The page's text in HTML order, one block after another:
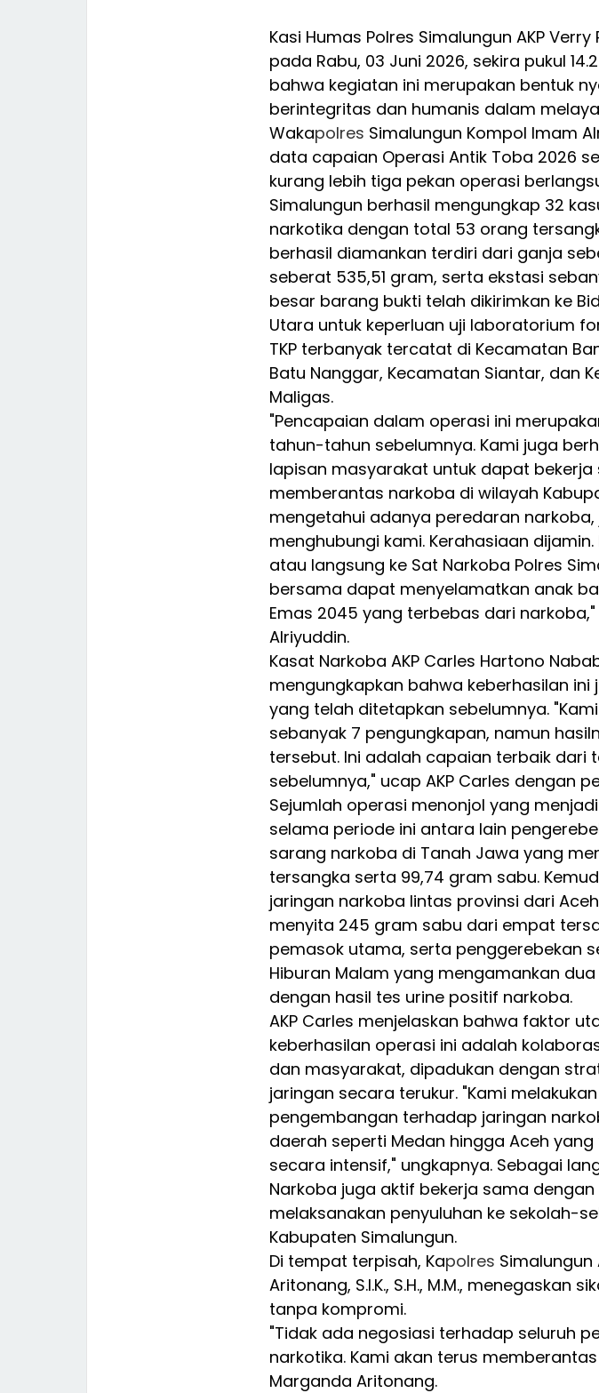
Kasi Humas Polres Simalungun AKP
pada Rabu, 03 Juni 2026, sekira pukul
bahwa kegiatan ini merupakan bentuk
berintegritas dan humanis dalam
Wakapolres Simalungun Kompol Imam
data capaian Operasi Antik Toba 2026
kurang lebih tiga pekan operasi
Simalungun berhasil mengungkap 32
narkotika dengan total 53 orang
berhasil diamankan terdiri dari ganja
seberat 535,51 gram, serta ekstasi
besar barang bukti telah dikirimkan ke
Utara untuk keperluan uji laboratorium
TKP terbanyak tercatat di Kecamatan
Batu Nanggar, Kecamatan Siantar, dan
Maligas.
"Pencapaian dalam operasi ini
tahun-tahun sebelumnya. Kami juga
lapisan masyarakat untuk dapat
memberantas narkoba di wilayah
mengetahui adanya peredaran
menghubungi kami. Kerahasiaan dijamin.
atau langsung ke Sat Narkoba Polres
bersama dapat menyelamatkan anak
Emas 2045 yang terbebas dari
Alriyuddin.
Kasat Narkoba AKP Carles Hartono
mengungkapkan bahwa keberhasilan
yang telah ditetapkan sebelumnya.
sebanyak 7 pengungkapan, namun
tersebut. Ini adalah capaian terbaik dari
sebelumnya," ucap AKP Carles dengan
Sejumlah operasi menonjol yang
selama periode ini antara lain
sarang narkoba di Tanah Jawa yang
tersangka serta 99,74 gram sabu.
jaringan narkoba lintas provinsi dari
menyita 245 gram sabu dari empat
pemasok utama, serta penggerebekan
Hiburan Malam yang mengamankan
dengan hasil tes urine positif narkoba.
AKP Carles menjelaskan bahwa faktor
keberhasilan operasi ini adalah
dan masyarakat, dipadukan dengan
jaringan secara terukur. "Kami
pengembangan terhadap jaringan
daerah seperti Medan hingga Aceh
secara intensif," ungkapnya. Sebagai
Narkoba juga aktif bekerja sama dengan
melaksanakan penyuluhan ke sekolah-
Kabupaten Simalungun.
Di tempat terpisah, Kapolres Simalungun
Aritonang, S.I.K., S.H., M.M., menegaskan
tanpa kompromi.
"Tidak ada negosiasi terhadap seluruh
narkotika. Kami akan terus memberantas
Marganda Aritonang.